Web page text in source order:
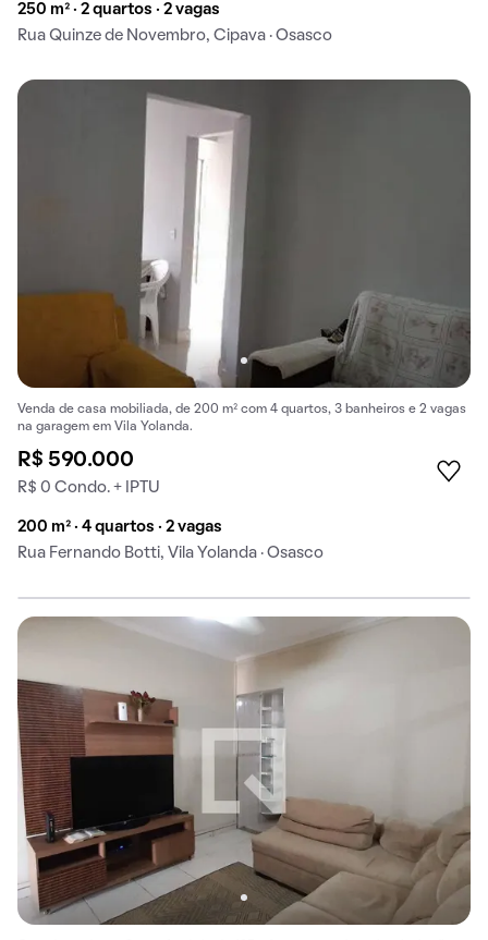
250 m² · 2 quartos · 2 vagas
Rua Quinze de Novembro, Cipava · Osasco
Venda de casa mobiliada, de 200 m² com 4 quartos, 3 banheiros e 2 vagas
na garagem em Vila Yolanda.
R$ 590.000
R$ 0 Condo. + IPTU
200 m² · 4 quartos · 2 vagas
Rua Fernando Botti, Vila Yolanda · Osasco